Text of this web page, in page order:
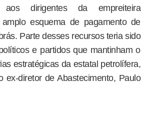
dirigentes da empreiteira
esquema de pagamento de
Parte desses recursos teria sido
e partidos que mantinham o
estratégicas da estatal petrolífera,
ex-diretor de Abastecimento, Paulo